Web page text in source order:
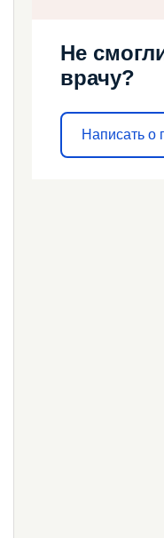
Не
врачу?
Написать о